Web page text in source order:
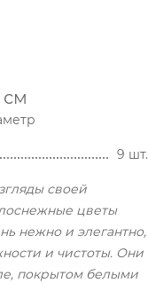
см
9 шт.
своей
цветы
нежно и элегантно,
и чистоты. Они
покрытом белыми